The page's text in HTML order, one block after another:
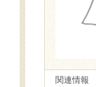
関連情報